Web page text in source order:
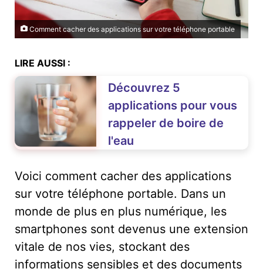
Comment cacher des applications sur votre téléphone portable
LIRE AUSSI :
Découvrez 5
applications pour vous
rappeler de boire de
l'eau
Voici comment cacher des applications
sur votre téléphone portable. Dans un
monde de plus en plus numérique, les
smartphones sont devenus une extension
vitale de nos vies, stockant des
informations sensibles et des documents